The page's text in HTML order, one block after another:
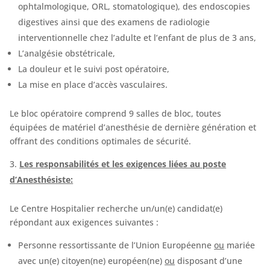
ophtalmologique, ORL, stomatologique), des endoscopies
digestives ainsi que des examens de radiologie
interventionnelle chez l’adulte et l’enfant de plus de 3 ans,
L’analgésie obstétricale,
La douleur et le suivi post opératoire,
La mise en place d’accès vasculaires.
Le bloc opératoire comprend 9 salles de bloc, toutes
équipées de matériel d’anesthésie de dernière génération et
offrant des conditions optimales de sécurité.
Les responsabilités et les exigences liées au poste
d’Anesthésiste:
Le Centre Hospitalier recherche un/un(e) candidat(e)
répondant aux exigences suivantes :
Personne ressortissante de l’Union Européenneou mariée
avec un(e) citoyen(ne) européen(ne)ou disposant d’une